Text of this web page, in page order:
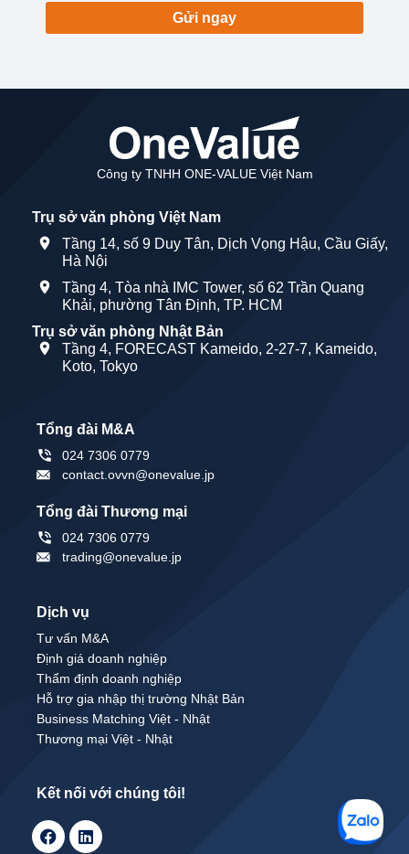
Gửi ngay
Công ty TNHH ONE-VALUE Việt Nam
Trụ sở văn phòng Việt Nam
Tầng 14, số 9 Duy Tân, Dịch Vọng Hậu, Cầu Giấy,
Hà Nội
Tầng 4, Tòa nhà IMC Tower, số 62 Trần Quang
Khải, phường Tân Định, TP. HCM
Trụ sở văn phòng Nhật Bản
Tầng 4, FORECAST Kameido, 2-27-7, Kameido,
Koto, Tokyo
Tổng đài M&A
024 7306 0779
contact.ovvn@onevalue.jp
Tổng đài Thương mại
024 7306 0779
trading@onevalue.jp
Dịch vụ
Tư vấn M&A
Định giá doanh nghiệp
Thẩm định doanh nghiệp
Hỗ trợ gia nhập thị trường Nhật Bản
Business Matching Việt - Nhật
Thương mại Việt - Nhật
Kết nối với chúng tôi!